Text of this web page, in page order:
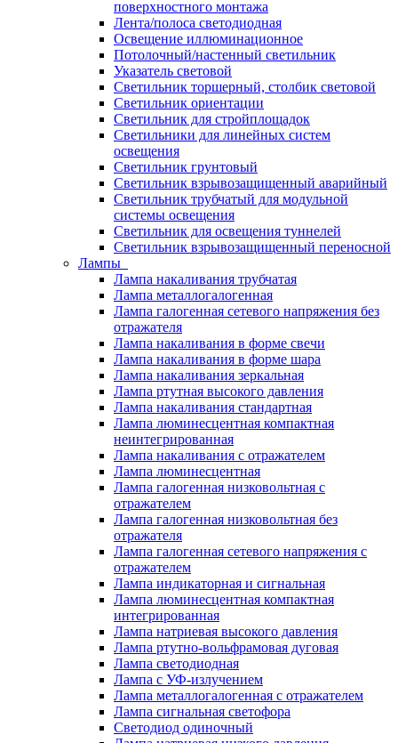
поверхностного монтажа
Лента/полоса светодиодная
Освещение иллюминационное
Потолочный/настенный светильник
Указатель световой
Светильник торшерный, столбик световой
Светильник ориентации
Светильник для стройплощадок
Светильники для линейных систем
освещения
Светильник грунтовый
Светильник взрывозащищенный аварийный
Светильник трубчатый для модульной
системы освещения
Светильник для освещения туннелей
Светильник взрывозащищенный переносной
Лампы
Лампа накаливания трубчатая
Лампа металлогалогенная
Лампа галогенная сетевого напряжения без
отражателя
Лампа накаливания в форме свечи
Лампа накаливания в форме шара
Лампа накаливания зеркальная
Лампа ртутная высокого давления
Лампа накаливания стандартная
Лампа люминесцентная компактная
неинтегрированная
Лампа накаливания с отражателем
Лампа люминесцентная
Лампа галогенная низковольтная с
отражателем
Лампа галогенная низковольтная без
отражателя
Лампа галогенная сетевого напряжения с
отражателем
Лампа индикаторная и сигнальная
Лампа люминесцентная компактная
интегрированная
Лампа натриевая высокого давления
Лампа ртутно-вольфрамовая дуговая
Лампа светодиодная
Лампа с УФ-излучением
Лампа металлогалогенная с отражателем
Лампа сигнальная светофора
Светодиод одиночный